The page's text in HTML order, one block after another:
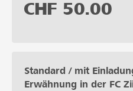
CHF 50.00
Standard / mit
Erwähnung in der FC